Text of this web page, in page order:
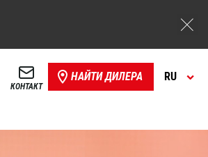
КОНТАКТ
НАЙТИ ДИЛЕРА RU